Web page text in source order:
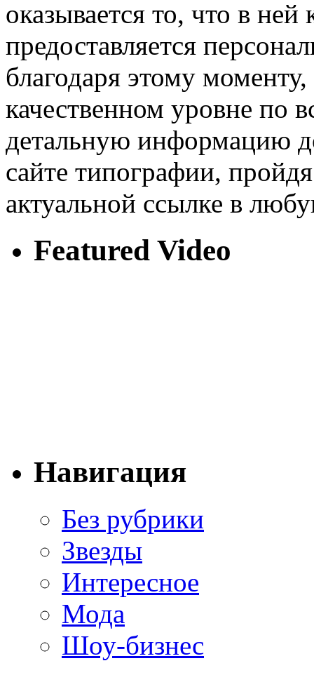
оказывается то, что в
предоставляется
благодаря этому
качественном уровне по
детальную информацию
сайте типографии,
актуальной ссылке в
Featured Video
Навигация
Без рубрики
Звезды
Интересное
Мода
Шоу-бизнес